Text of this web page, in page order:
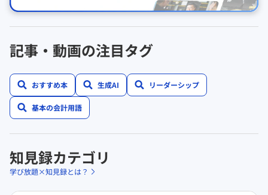
記事・動画の注目タグ
おすすめ本 生成AI リーダーシップ
基本の会計用語
知見録カテゴリ
学び放題×知見録とは？